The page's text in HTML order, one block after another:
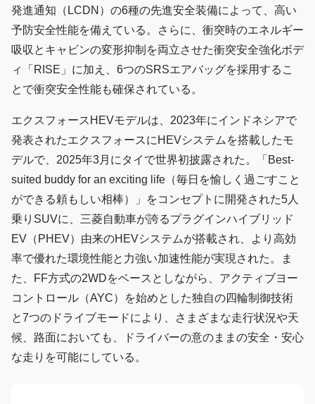
発進通知（LCDN）の6種の先進安全装備によって、高い
予防安全性能を備えている。さらに、衝突時のエネルギー
吸収とキャビンの変形抑制を両立させた衝突安全強化ボデ
ィ「RISE」に加え、6つのSRSエアバッグを採用するこ
とで衝突安全性能も確保されている。
エクスフォースHEVモデルは、2023年にインドネシアで
発表されたエクスフォースにHEVシステムを搭載したモ
デルで、2025年3月にタイで世界初披露された。「Best-
suited buddy for an exciting life（毎日を愉しく過ごすこと
ができる頼もしい相棒）」をコンセプトに開発された5人
乗りSUVに、三菱自動車が誇るプラグインハイブリッド
EV（PHEV）由来のHEVシステムが搭載され、より高効
率で優れた環境性能と力強い加速性能が実現された。ま
た、FF方式の2WDをベースとしながら、アクティブヨー
コントロール（AYC）を始めとした独自の四輪制御技術
と7つのドライブモードにより、さまざまな走行状況や天
候、路面においても、ドライバーの意のままの安全・安心
な走りを可能にしている。